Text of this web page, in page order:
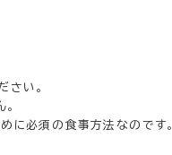
さい。
に必須の食事方法なのです。